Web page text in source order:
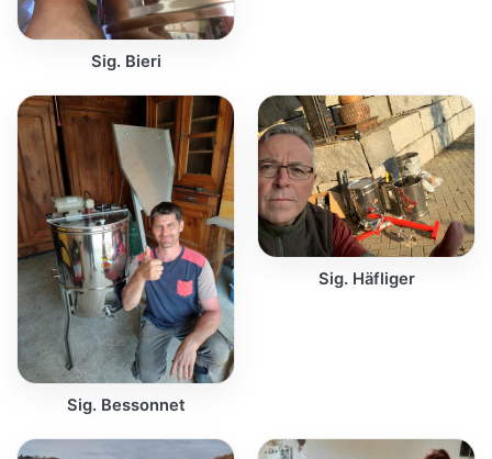
Sig. Bieri
Sig. Bessonnet
Sig. Häfliger